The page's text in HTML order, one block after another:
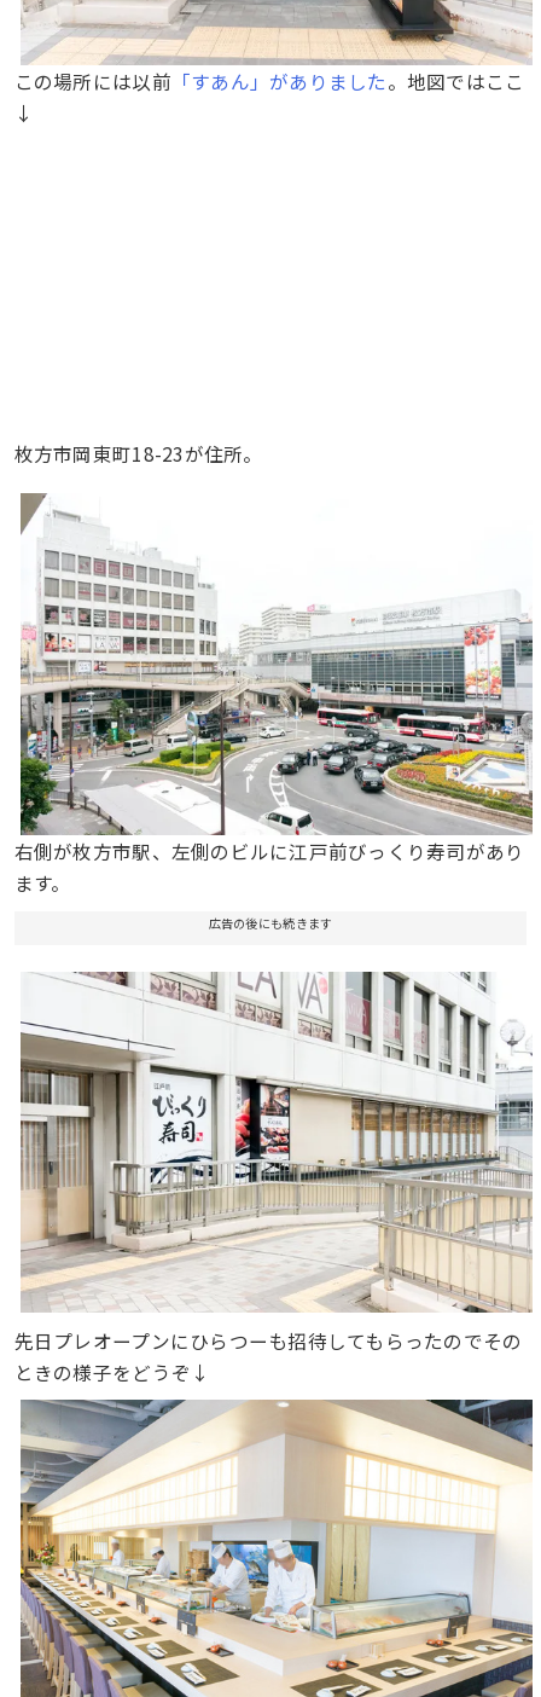
この場所には以前 「すあん」がありました。地図ではここ
↓
枚方市岡東町18-23が住所。
右側が枚方市駅、左側のビルに江戸前びっくり寿司があり
ます。
広告の後にも続きます
先日プレオープンにひらつーも招待してもらったのでその
ときの様子をどうぞ↓